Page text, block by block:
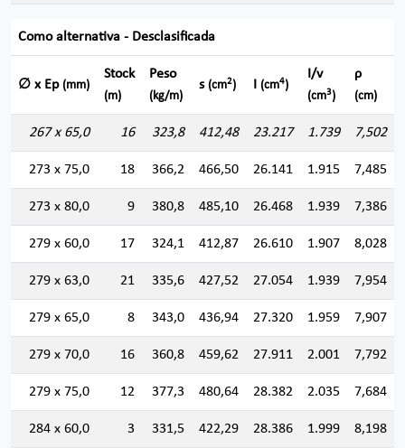
Como alternativa - Desclasificada
∅ x Ep (mm)
Stock
(m)
Peso
(kg/m)
s (cm2) I (cm4)
I/v
(cm3)
ρ
(cm)
267 x 65,0 16 323,8 412,48 23.217 1.739 7,502
273 x 75,0 18 366,2 466,50 26.141 1.915 7,485
273 x 80,0 9 380,8 485,10 26.468 1.939 7,386
279 x 60,0 17 324,1 412,87 26.610 1.907 8,028
279 x 63,0 21 335,6 427,52 27.054 1.939 7,954
279 x 65,0 8 343,0 436,94 27.320 1.959 7,907
279 x 70,0 16 360,8 459,62 27.911 2.001 7,792
279 x 75,0 12 377,3 480,64 28.382 2.035 7,684
284 x 60,0 3 331,5 422,29 28.386 1.999 8,198